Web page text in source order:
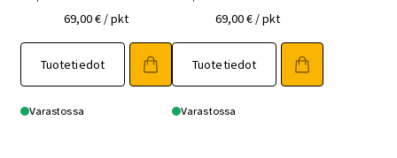
69,00€ / pkt
Tuotetiedot
Varastossa
69,00€ / pkt
Tuotetiedot
Varastossa